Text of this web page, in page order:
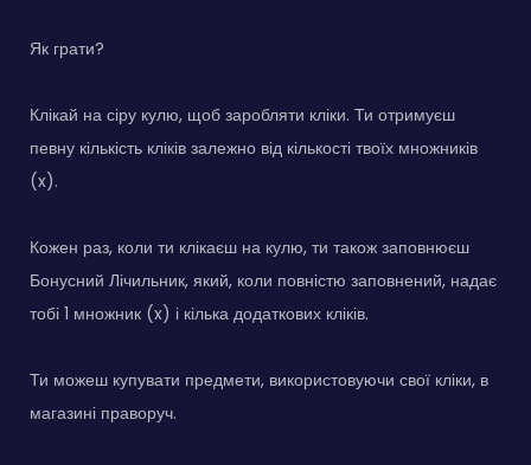
Як грати?
Клікай на сіру кулю, щоб заробляти кліки. Ти отримуєш
певну кількість кліків залежно від кількості твоїх множників
(x).
Кожен раз, коли ти клікаєш на кулю, ти також заповнюєш
Бонусний Лічильник, який, коли повністю заповнений, надає
тобі 1 множник (x) і кілька додаткових кліків.
Ти можеш купувати предмети, використовуючи свої кліки, в
магазині праворуч.